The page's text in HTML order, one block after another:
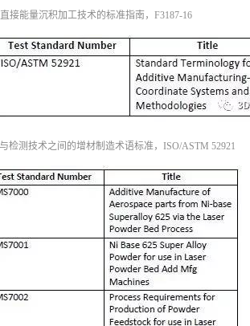
接能量沉积加工技术的标准指南，F3187-16
检测技术之间的增材制造术语标准，ISO/ASTM 52921